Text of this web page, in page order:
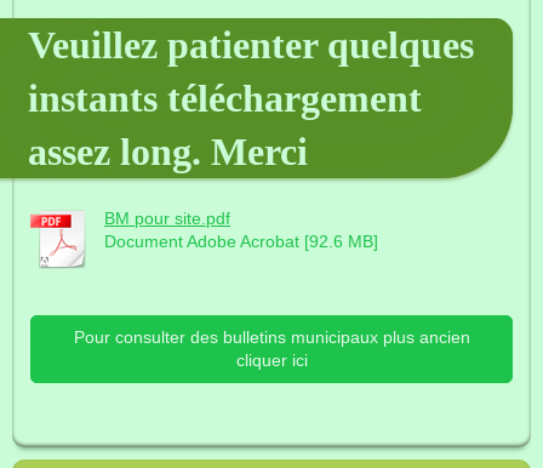
Veuillez patienter quelques
instants téléchargement
assez long. Merci
BM pour site.pdf
Document Adobe Acrobat [92.6 MB]
Pour consulter des bulletins municipaux plus ancien
cliquer ici